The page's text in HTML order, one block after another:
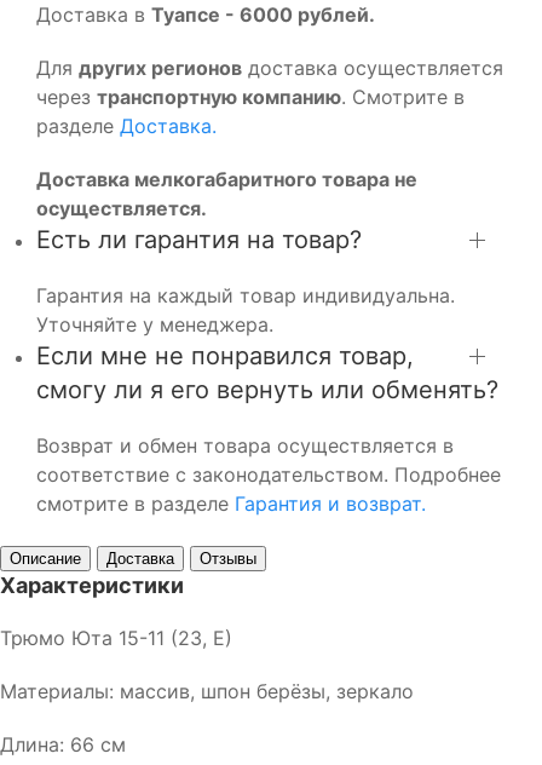
Доставка в Туапсе - 6000 рублей.
Для других регионов доставка осуществляется
через транспортную компанию. Смотрите в
разделе Доставка.
Доставка мелкогабаритного товара не
осуществляется.
Есть ли гарантия на товар?
Гарантия на каждый товар индивидуальна.
Уточняйте у менеджера.
Если мне не понравился товар,
смогу ли я его вернуть или обменять?
Возврат и обмен товара осуществляется в
соответствие с законодательством. Подробнее
смотрите в разделе Гарантия и возврат.
Описание Доставка Отзывы
Характеристики
Трюмо Юта 15-11 (23, Е)
Материалы: массив, шпон берёзы, зеркало
Длина: 66 см